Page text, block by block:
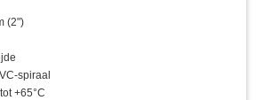
(2")
spiraal
+65°C